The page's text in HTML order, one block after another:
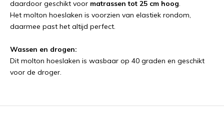
daardoor geschikt voor matrassen tot 25 cm hoog.
Het molton hoeslaken is voorzien van elastiek rondom,
daarmee past het altijd perfect.
Wassen en drogen:
Dit molton hoeslaken is wasbaar op 40 graden en geschikt
voor de droger.